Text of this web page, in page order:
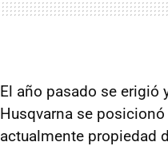
El año pasado se
Husqvarna se
actualmente propiedad